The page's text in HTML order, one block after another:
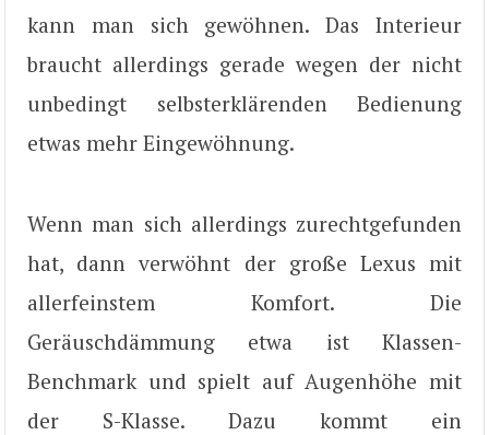
kann man sich gewöhnen. Das Interieur
braucht allerdings gerade wegen der nicht
unbedingt selbsterklärenden Bedienung
etwas mehr Eingewöhnung.
Wenn man sich allerdings zurechtgefunden
hat, dann verwöhnt der große Lexus mit
allerfeinstem Komfort. Die
Geräuschdämmung etwa ist Klassen-
Benchmark und spielt auf Augenhöhe mit
der S-Klasse. Dazu kommt ein